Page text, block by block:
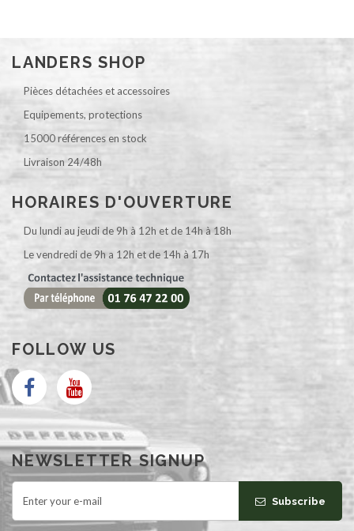
LANDERS SHOP
Pièces détachées et accessoires
Equipements, protections
15000 références en stock
Livraison 24/48h
HORAIRES D'OUVERTURE
Du lundi au jeudi de 9h à 12h et de 14h à 18h
Le vendredi de 9h a 12h et de 14h à 17h
FOLLOW US
NEWSLETTER SIGNUP
Subscribe